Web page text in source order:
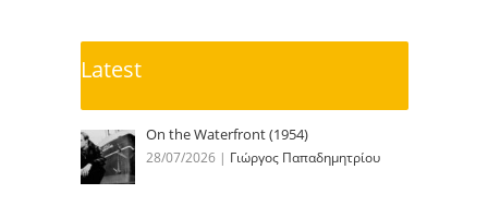
Latest
On the Waterfront (1954)
28/07/2026 | Γιώργος Παπαδημητρίου